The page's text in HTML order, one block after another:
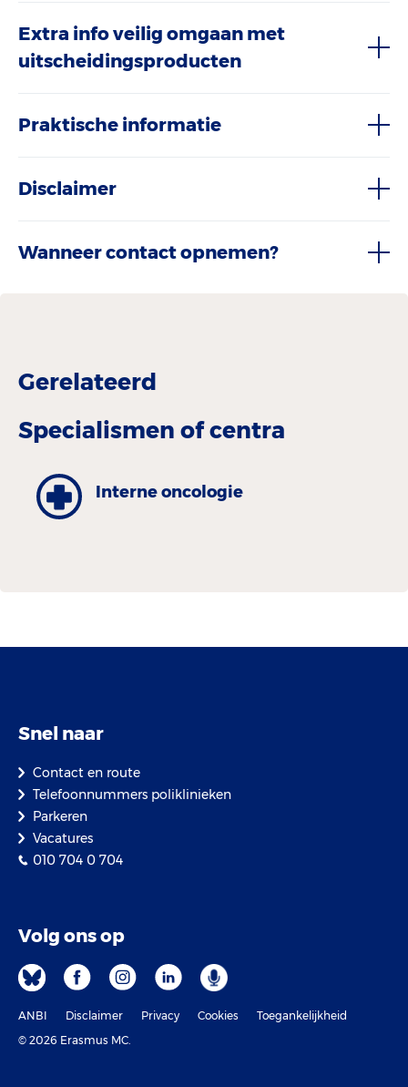
Extra info veilig omgaan met
uitscheidingsproducten
Praktische informatie
Disclaimer
Wanneer contact opnemen?
Gerelateerd
Specialismen of centra
Interne oncologie
Snel naar
Contact en route
Telefoonnummers poliklinieken
Parkeren
Vacatures
010 704 0 704
Volg ons op
ANBI Disclaimer Privacy Cookies
Toegankelijkheid
© 2026 Erasmus MC.